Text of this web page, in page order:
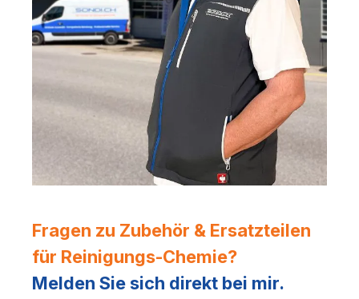
Fragen zu Zubehör & Ersatzteilen
für Reinigungs-Chemie?
Melden Sie sich direkt bei mir.